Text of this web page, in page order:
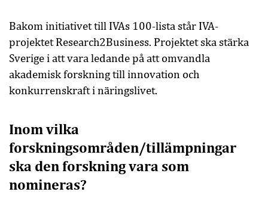
Bakom initiativet till IVAs 100-lista står IVA-
projektet Research2Business. Projektet ska stärka
Sverige i att vara ledande på att omvandla
akademisk forskning till innovation och
konkurrenskraft i näringslivet.
Inom vilka
forskningsområden/tillämpningar
ska den forskning vara som
nomineras?